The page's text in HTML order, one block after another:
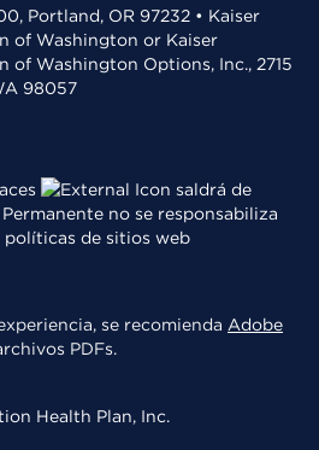
Portland, OR 97232 • Kaiser
of Washington or Kaiser
of Washington Options, Inc., 2715
98057
saldrá de
no se responsabiliza
de sitios web
se recomienda Adobe
PDFs.
Health Plan, Inc.